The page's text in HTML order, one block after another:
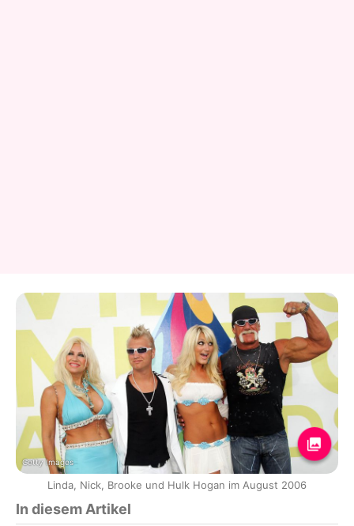
Getty Images
Linda, Nick, Brooke und Hulk Hogan im August 2006
In diesem Artikel